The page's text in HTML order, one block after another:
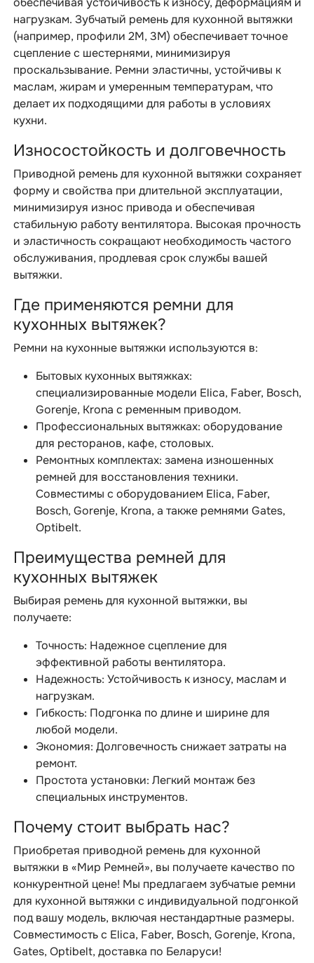
нагрузкам. Зубчатый ремень для кухонной вытяжки
(например, профили 2M, 3M) обеспечивает точное
сцепление с шестернями, минимизируя
проскальзывание. Ремни эластичны, устойчивы к
маслам, жирам и умеренным температурам, что
делает их подходящими для работы в условиях
кухни.
Износостойкость и долговечность
Приводной ремень для кухонной вытяжки сохраняет
форму и свойства при длительной эксплуатации,
минимизируя износ привода и обеспечивая
стабильную работу вентилятора. Высокая прочность
и эластичность сокращают необходимость частого
обслуживания, продлевая срок службы вашей
вытяжки.
Где применяются ремни для
кухонных вытяжек?
Ремни на кухонные вытяжки используются в:
Бытовых кухонных вытяжках:
специализированные модели Elica, Faber, Bosch,
Gorenje, Krona с ременным приводом.
Профессиональных вытяжках: оборудование
для ресторанов, кафе, столовых.
Ремонтных комплектах: замена изношенных
ремней для восстановления техники.
Совместимы с оборудованием Elica, Faber,
Bosch, Gorenje, Krona, а также ремнями Gates,
Optibelt.
Преимущества ремней для
кухонных вытяжек
Выбирая ремень для кухонной вытяжки, вы
получаете:
Точность: Надежное сцепление для
эффективной работы вентилятора.
Надежность: Устойчивость к износу, маслам и
нагрузкам.
Гибкость: Подгонка по длине и ширине для
любой модели.
Экономия: Долговечность снижает затраты на
ремонт.
Простота установки: Легкий монтаж без
специальных инструментов.
Почему стоит выбрать нас?
Приобретая приводной ремень для кухонной
вытяжки в «Мир Ремней», вы получаете качество по
конкурентной цене! Мы предлагаем зубчатые ремни
для кухонной вытяжки с индивидуальной подгонкой
под вашу модель, включая нестандартные размеры.
Совместимость с Elica, Faber, Bosch, Gorenje, Krona,
Gates, Optibelt, доставка по Беларуси!